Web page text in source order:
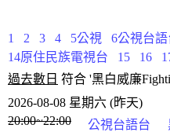
1 2 3 4 5公視 6公視台語
14原住民族電視台
15 16
過去數日 符合 '黑白威廉
2026-08-08 星期六 (昨天)
20:00~22:00
公視台語台